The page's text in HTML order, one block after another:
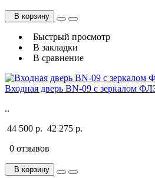
В корзину
Быстрый просмотр
В закладки
В сравнение
Входная дверь BN-09 с зеркалом
..
44 500 р. 42 275 р.
0 отзывов
В корзину